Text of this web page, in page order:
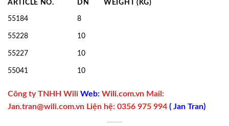
ARTICLE NO. DN WEIGHT (KG)
55184 8
55228 10
55227 10
55041 10
Công ty TNHH Wili Web: Wili.com.vn Mail:
Jan.tran@wili.com.vn Liện hệ: 0356 975 994 ( Jan Tran)